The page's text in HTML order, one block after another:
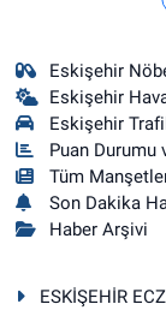
Eskişehir
Eskişehir
Eskişehir
Puan Durumu
Tüm
Son Dakika
Haber Arşivi
ESKİŞEHİR